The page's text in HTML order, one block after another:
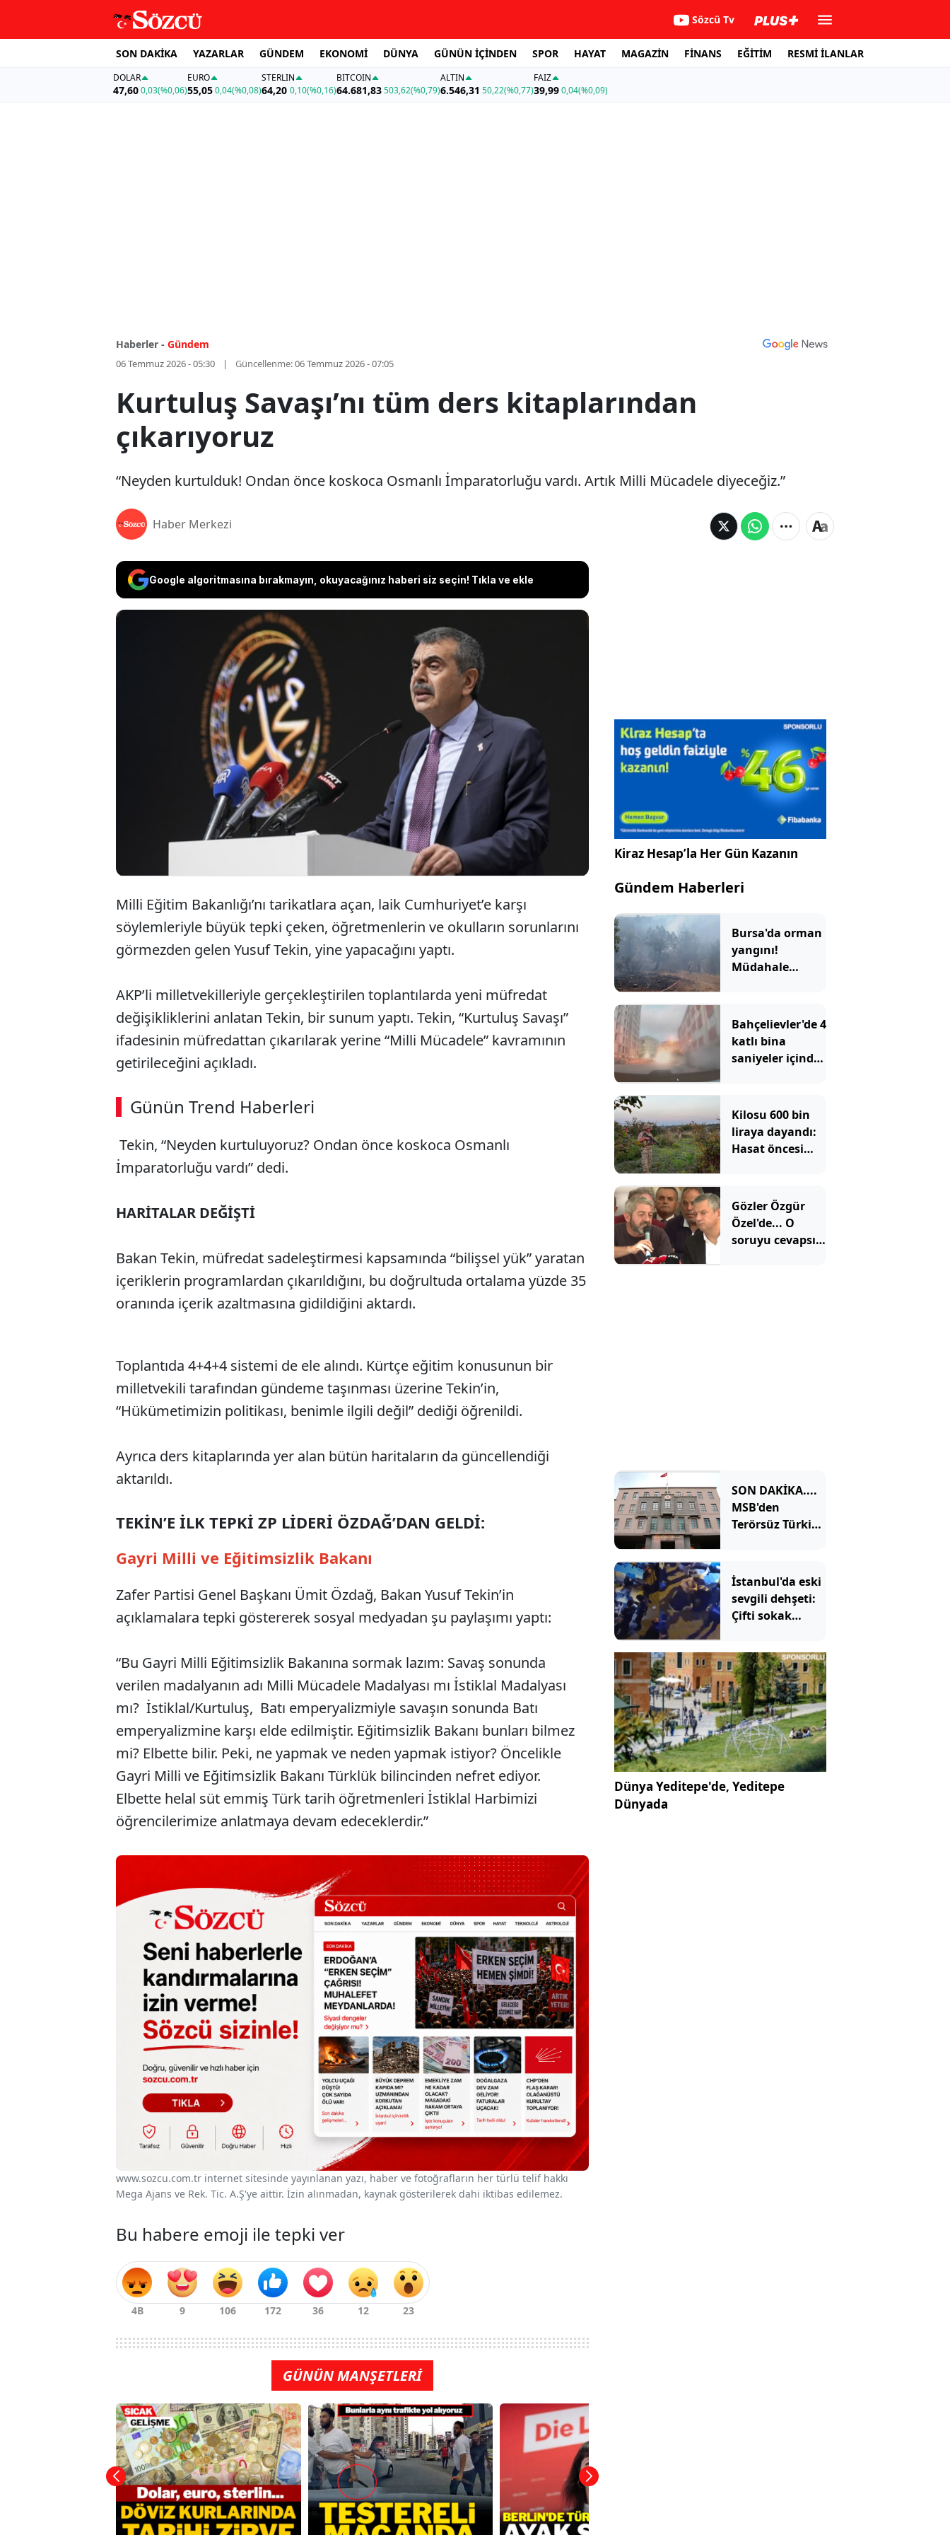
Sözcü Tv
SON DAKİKA YAZARLAR GÜNDEM EKONOMİ DÜNYA GÜNÜN İÇİNDEN SPOR HAYAT MAGAZİN FİNANS EĞİTİM RESMİ İLANLAR
DOLAR
47,600,03(%0,06)
EURO
55,05 0,04(%0,08)
STERLIN
64,20 0,10(%0,16)
BITCOIN
64.681,83503,62(%0,79)
ALTIN
6.546,31 50,22(%0,77)
FAİZ
39,990,04(%0,09)
Haberler - Gündem
06 Temmuz 2026 - 05:30 Güncellenme:06 Temmuz 2026 - 07:05
Kurtuluş Savaşı’nı tüm ders kitaplarından
çıkarıyoruz
“Neyden kurtulduk! Ondan önce koskoca Osmanlı İmparatorluğu vardı. Artık Milli Mücadele diyeceğiz.”
Haber Merkezi
Google algoritmasına bırakmayın, okuyacağınız haberi siz seçin! Tıkla ve ekle
“Neyden kurtulduk! Ondan önce koskoca
Osmanlı İmparatorluğu vardı. Artık Milli
Mücadele diyeceğiz.”
Milli Eğitim Bakanlığı’nı tarikatlara açan, laik Cumhuriyet’e karşı
söylemleriyle büyük tepki çeken, öğretmenlerin ve okulların sorunlarını
görmezden gelen Yusuf Tekin, yine yapacağını yaptı.
AKP’li milletvekilleriyle gerçekleştirilen toplantılarda yeni müfredat
değişikliklerini anlatan Tekin, bir sunum yaptı. Tekin, “Kurtuluş Savaşı”
ifadesinin müfredattan çıkarılarak yerine “Milli Mücadele” kavramının
getirileceğini açıkladı.
Günün Trend Haberleri
SÖZCÜ SON DAKİKA
Tekin, “Neyden kurtuluyoruz? Ondan önce koskoca Osmanlı
İmparatorluğu vardı” dedi.
HARİTALAR DEĞİŞTİ
Bakan Tekin, müfredat sadeleştirmesi kapsamında “bilişsel yük” yaratan
içeriklerin programlardan çıkarıldığını, bu doğrultuda ortalama yüzde 35
oranında içerik azaltmasına gidildiğini aktardı.
Toplantıda 4+4+4 sistemi de ele alındı. Kürtçe eğitim konusunun bir
milletvekili tarafından gündeme taşınması üzerine Tekin’in,
“Hükümetimizin politikası, benimle ilgili değil” dediği öğrenildi.
Ayrıca ders kitaplarında yer alan bütün haritaların da güncellendiği
aktarıldı.
TEKİN’E İLK TEPKİ ZP LİDERİ ÖZDAĞ’DAN GELDİ:
Gayri Milli ve Eğitimsizlik Bakanı
Zafer Partisi Genel Başkanı Ümit Özdağ, Bakan Yusuf Tekin’in
açıklamalara tepki göstererek sosyal medyadan şu paylaşımı yaptı:
“Bu Gayri Milli Eğitimsizlik Bakanına sormak lazım: Savaş sonunda
verilen madalyanın adı Milli Mücadele Madalyası mı İstiklal Madalyası
mı? İstiklal/Kurtuluş, Batı emperyalizmiyle savaşın sonunda Batı
emperyalizmine karşı elde edilmiştir. Eğitimsizlik Bakanı bunları bilmez
mi? Elbette bilir. Peki, ne yapmak ve neden yapmak istiyor? Öncelikle
Gayri Milli ve Eğitimsizlik Bakanı Türklük bilincinden nefret ediyor.
Elbette helal süt emmiş Türk tarih öğretmenleri İstiklal Harbimizi
öğrencilerimize anlatmaya devam edeceklerdir.”
www.sozcu.com.tr internet sitesinde yayınlanan yazı, haber ve fotoğrafların her türlü telif hakkı
Mega Ajans ve Rek. Tic. A.Ş'ye aittir. İzin alınmadan, kaynak gösterilerek dahi iktibas edilemez.
Bu habere emoji ile tepki ver
GÜNÜN MANŞETLERİ
Kiraz Hesap’la Her Gün Kazanın
Gündem Haberleri
Bursa'da orman
yangını!
Müdahale
Bahçelievler'de 4
katlı bina
saniyeler içinde
Kilosu 600 bin
liraya dayandı:
Hasat öncesi
saat nöbette
Gözler Özgür
Özel'de... O
soruyu cevapsız
SON DAKİKA....
MSB'den
Terörsüz Türkiye
tedbir alınacak
İstanbul'da eski
sevgili dehşeti:
Çifti sokak
Dünya Yeditepe'de, Yeditepe
Dünyada